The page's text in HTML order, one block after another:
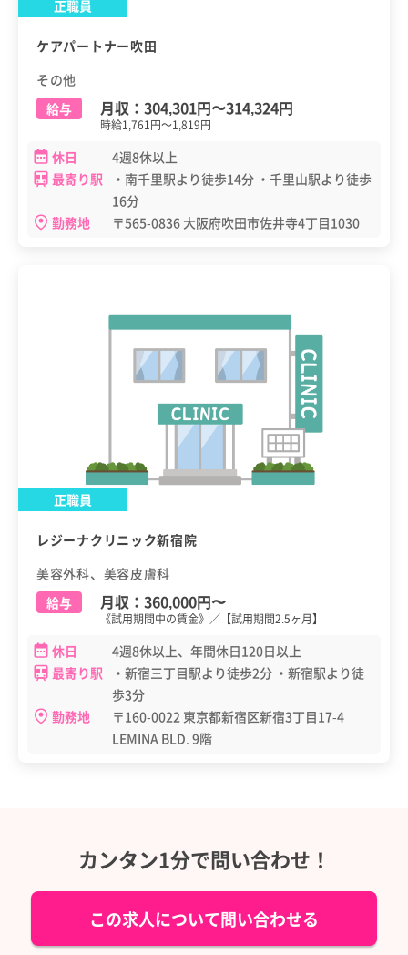
正職員
ケアパートナー吹田
その他
給与
月収： 304,301円〜314,324円
時給1,761円～1,819円
休日
4週8休以上
最寄り駅
・南千里駅より徒歩14分 ・千里山駅より徒歩
16分
勤務地
〒565-0836 大阪府吹田市佐井寺4丁目1030
正職員
レジーナクリニック新宿院
美容外科、美容皮膚科
給与
月収： 360,000円〜
《試用期間中の賃金》／【試用期間2.5ヶ月】
休日
4週8休以上、年間休日120日以上
最寄り駅
・新宿三丁目駅より徒歩2分 ・新宿駅より徒
歩3分
勤務地
〒160-0022 東京都新宿区新宿3丁目17-4
LEMINA BLD. 9階
カンタン1分で問い合わせ！
この求人について問い合わせる